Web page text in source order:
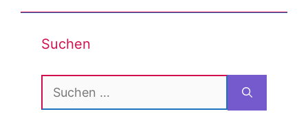
Suchen
Suchen
nach: